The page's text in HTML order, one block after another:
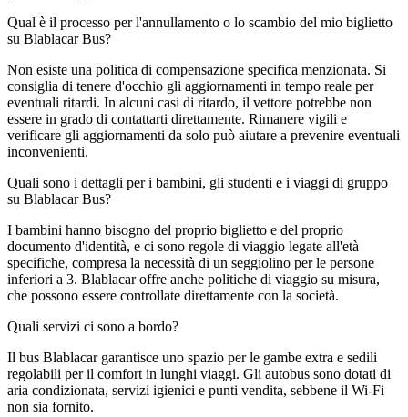
Qual è il processo per l'annullamento o lo scambio del mio biglietto
su Blablacar Bus?
Non esiste una politica di compensazione specifica menzionata. Si
consiglia di tenere d'occhio gli aggiornamenti in tempo reale per
eventuali ritardi. In alcuni casi di ritardo, il vettore potrebbe non
essere in grado di contattarti direttamente. Rimanere vigili e
verificare gli aggiornamenti da solo può aiutare a prevenire eventuali
inconvenienti.
Quali sono i dettagli per i bambini, gli studenti e i viaggi di gruppo
su Blablacar Bus?
I bambini hanno bisogno del proprio biglietto e del proprio
documento d'identità, e ci sono regole di viaggio legate all'età
specifiche, compresa la necessità di un seggiolino per le persone
inferiori a 3. Blablacar offre anche politiche di viaggio su misura,
che possono essere controllate direttamente con la società.
Quali servizi ci sono a bordo?
Il bus Blablacar garantisce uno spazio per le gambe extra e sedili
regolabili per il comfort in lunghi viaggi. Gli autobus sono dotati di
aria condizionata, servizi igienici e punti vendita, sebbene il Wi-Fi
non sia fornito.